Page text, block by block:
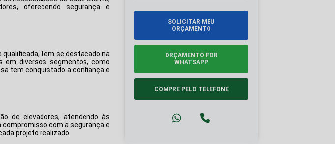
oferecendo segurança e
qualificada, tem se destacado na
em diversos segmentos, como
tem conquistado a confiança e
de elevadores, atendendo às
compromisso com a segurança e
projeto realizado.
SOLICITAR MEU
ORÇAMENTO
ORÇAMENTO POR
WHATSAPP
COMPRE PELO TELEFONE